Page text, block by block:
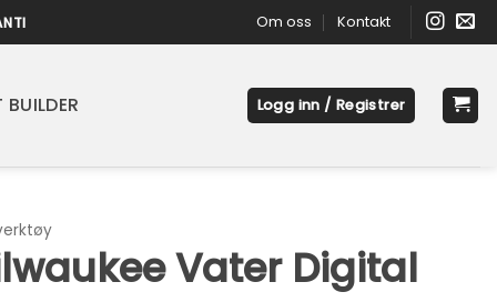
Om oss Kontakt
Logg inn / Registrer
Vater Digital